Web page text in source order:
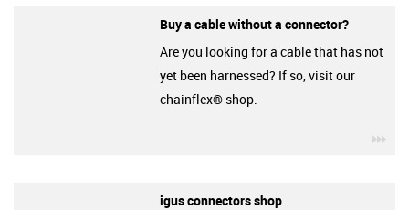
Buy a cable without a connector?
Are you looking for a cable that has not
yet been harnessed? If so, visit our
chainflex® shop.
igus connectors shop